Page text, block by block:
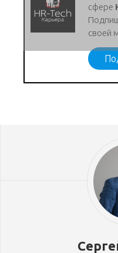
сфере
своей